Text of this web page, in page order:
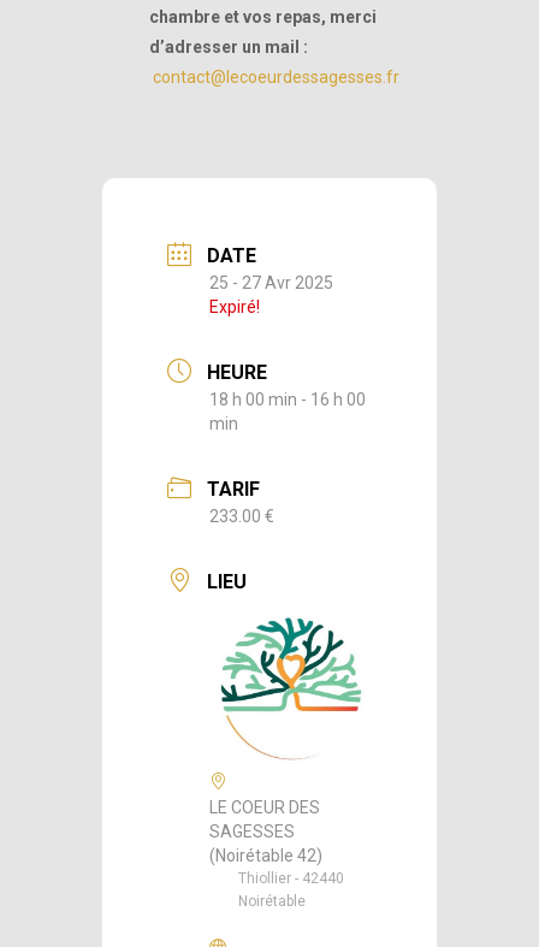
chambre et vos repas, merci
d’adresser un mail :
contact@lecoeurdessagesses.fr
DATE
25 - 27 Avr 2025
Expiré!
HEURE
18 h 00 min - 16 h 00
min
TARIF
233.00 €
LIEU
LE COEUR DES
SAGESSES
(Noirétable 42)
Thiollier - 42440
Noirétable